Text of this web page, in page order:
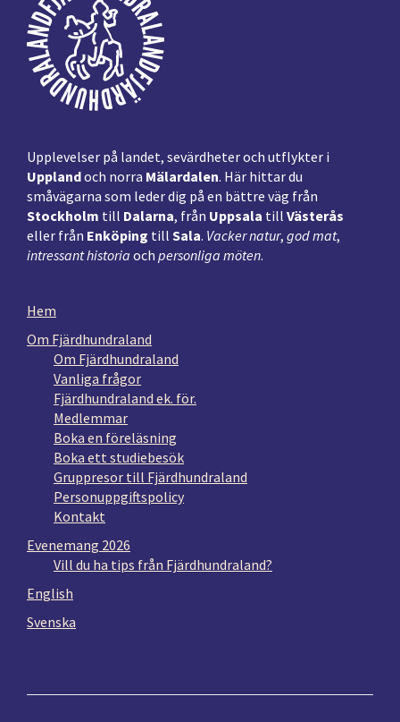
Upplevelser på landet, sevärdheter och utflykter i
Upplandoch norra Mälardalen. Här hittar du
småvägarna som leder dig på en bättre väg från
Stockholm till Dalarna, från Uppsala till Västerås
eller från Enköping till Sala. Vacker natur, god mat,
intressant historia och personliga möten.
Hem
Om Fjärdhundraland
Om Fjärdhundraland
Vanliga frågor
Fjärdhundraland ek. för.
Medlemmar
Boka en föreläsning
Boka ett studiebesök
Gruppresor till Fjärdhundraland
Personuppgiftspolicy
Kontakt
Evenemang 2026
Vill du ha tips från Fjärdhundraland?
English
Svenska